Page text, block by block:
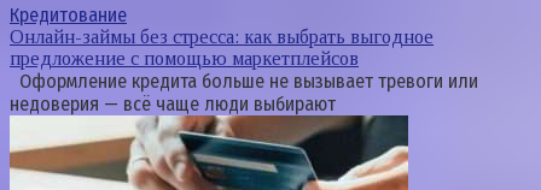
Кредитование
Онлайн-займы без стресса: как выбрать выгодное
предложение с помощью маркетплейсов
Оформление кредита больше не вызывает тревоги или
недоверия — всё чаще люди выбирают